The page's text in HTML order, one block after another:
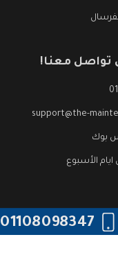
تواصل معنا!
support@the-
بوك
الأسبوع
01108098347